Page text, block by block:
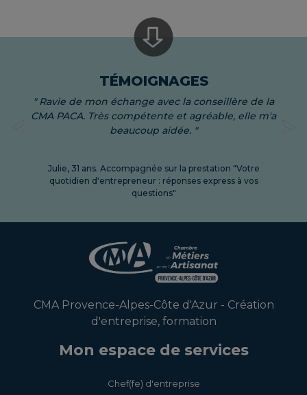
" Ravie de mon échange avec la conseillère de la
CMA PACA. Très compétente et agréable, elle m'a
beaucoup aidée. "
Julie, 31 ans. Accompagnée sur la prestation "Votre
quotidien d'entrepreneur : réponses express à vos
questions"
CMA Provence-Alpes-Côte d'Azur - Création
d'entreprise, formation
Mon espace de services
Chef(fe) d'entreprise